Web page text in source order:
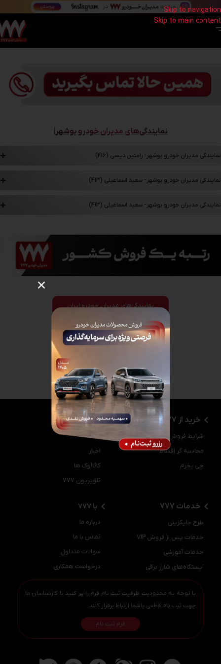
Skip to navigation
Skip to main content
نمایندگی مدیران
نمایندگی‌های مدیران خودرو بوشهر
نمایندگی مدیران خودرو بوشهر- رامتین دیسی (416)
نمایندگی مدیران خودرو بوشهر- سعید اسماعیلی (413)
نمایندگی مدیران خودرو بوشهر- سعید اسماعیلی (413)
نمایندگی‌های مدیران خودرو ایران
خرید از 777
شرایط فروش
محاسبه گر اقساط
چی بخرم
رسانه 777
مجله
اخبار
کاتالوگ ها
تلویزیون 777
خدمات 777
طرح جایگزینی
خدمات پس از فروش VIP
خدمات آموزشی
ایستگاه‌های شارژ برقی
با 777
درباره ما
تماس با ما
سوالات متداول
درخواست همکاری
با توجه به محدودیت ظرفیت ثبت نام فرم را پر کنید تا کارشناسان ما
جهت ثبت نام قطعی باشما ارتباط برقرار کنند.
فرم ثبت نام